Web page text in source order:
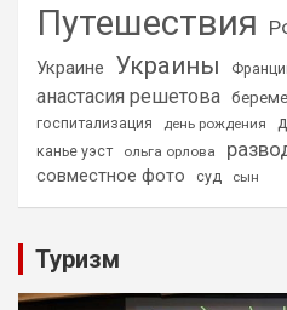
Путешествия
Украине Украины
анастасия решетова
госпитализация
день рождения
канье уэст
ольга орлова
совместное фото суд сын
Туризм